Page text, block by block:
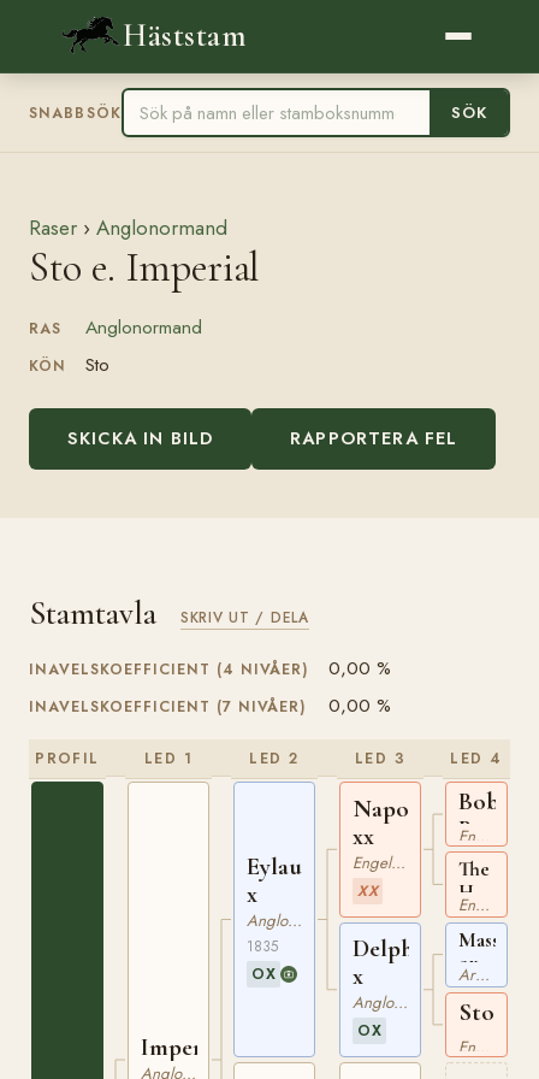
Häststam
SNABBSÖK SÖK
Raser › Anglonormand
Sto e. Imperial
RAS Anglonormand
KÖN Sto
SKICKA IN BILD RAPPORTERA FEL
Stamtavla SKRIV UT / DELA
INAVELSKOEFFICIENT (4 NIVÅER) 0,00 %
INAVELSKOEFFICIENT (7 NIVÅER) 0,00 %
PROFIL LED 1
Imperial
Anglonormand
LED 2
Eylau
x
Angloarabiskt Fullblod
1835
OX
LED 3
Napoleon
xx
Engelskt Fullblod
XX
Delphine
x
Angloarabiskt Fullblod
OX
LED 4
Bob
Booty
xx
The
Mare
xx
Engelskt Fullblod
Massoud
ox
SBFAR
134
Arabiskt Fullblod
Sto
e
Selim